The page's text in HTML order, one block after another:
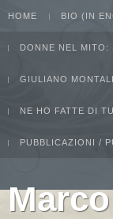
HOME BIO (IN
DONNE NEL MITO:
GIULIANO
NE HO FATTE DI
PUBBLICAZIONI /